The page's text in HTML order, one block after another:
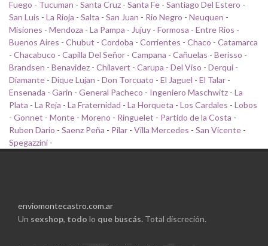
Fuego - Tucuman - Santa Cruz - Santa Fe - Santiago Del Estero -
San Luis - La Rioja - Salta - San Juan - Rio Negro - Neuquen -
Misiones - Mendoza - La Pampa - Jujuy - Formosa - Entre Rios -
Buenos Aires - Chubut - Cordoba - Corrientes - Chaco - Catamarca
- Chacabuco - Capilla Del Señor - Campana - Cañuelas - Berisso -
Brandsen - Benavidez - Chilavert - Carupa - Del Viso - Derqui -
Diamante - Dique Lujan - Don Torcuato - El Jaguel - El Talar -
Ensenada - Garin - General Pacheco - Ingeniero Maschwitz - La
Plata - La Reja - La Fraternidad - La Horqueta - Los Cardales - Lobos
- Gonnet - Monte - Moreno - Ringuelet - Partido de la Costa -
Ruben Dario - Saenz Peña - Pilar - Villa Mercedes - San Vicente -
Spegazzini -
enviomontecastro.com.ar
Un sexshop, todo lo que buscás. Total discreción.